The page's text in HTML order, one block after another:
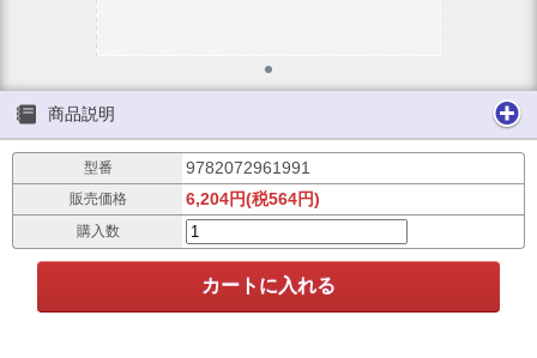
商品説明
型番 9782072961991
販売価格 6,204円(税564円)
購入数